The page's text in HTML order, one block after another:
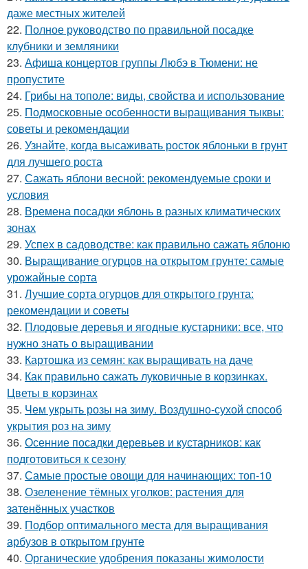
даже местных жителей
22. Полное руководство по правильной посадке
клубники и земляники
23. Афиша концертов группы Любэ в Тюмени: не
пропустите
24. Грибы на тополе: виды, свойства и использование
25. Подмосковные особенности выращивания тыквы:
советы и рекомендации
26. Узнайте, когда высаживать росток яблоньки в грунт
для лучшего роста
27. Сажать яблони весной: рекомендуемые сроки и
условия
28. Времена посадки яблонь в разных климатических
зонах
29. Успех в садоводстве: как правильно сажать яблоню
30. Выращивание огурцов на открытом грунте: самые
урожайные сорта
31. Лучшие сорта огурцов для открытого грунта:
рекомендации и советы
32. Плодовые деревья и ягодные кустарники: все, что
нужно знать о выращивании
33. Картошка из семян: как выращивать на даче
34. Как правильно сажать луковичные в корзинках.
Цветы в корзинах
35. Чем укрыть розы на зиму. Воздушно-сухой способ
укрытия роз на зиму
36. Осенние посадки деревьев и кустарников: как
подготовиться к сезону
37. Самые простые овощи для начинающих: топ-10
38. Озеленение тёмных уголков: растения для
затенённых участков
39. Подбор оптимального места для выращивания
арбузов в открытом грунте
40. Органические удобрения показаны жимолости